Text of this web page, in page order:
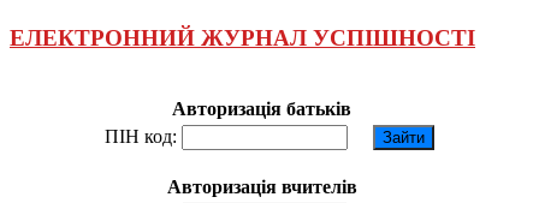
ЕЛЕКТРОННИЙ ЖУРНАЛ УСПІШНОСТІ
Авторизація батьків
ПІН код:
Авторизація вчителів